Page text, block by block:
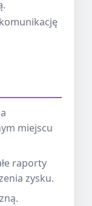
miejscu
raporty
zysku.